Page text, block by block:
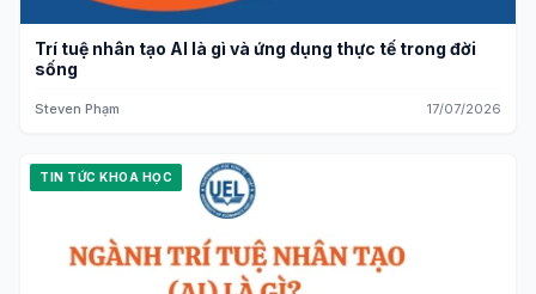
Trí tuệ nhân tạo AI là gì và ứng dụng thực tế trong đời
sống
Steven Phạm 17/07/2026
TIN TỨC KHOA HỌC